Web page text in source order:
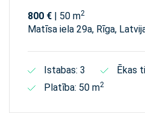
800 € | 50 m2
Matīsa iela 29а, Rīga,
Istabas: 3
Ēkas
Platība: 50 m2